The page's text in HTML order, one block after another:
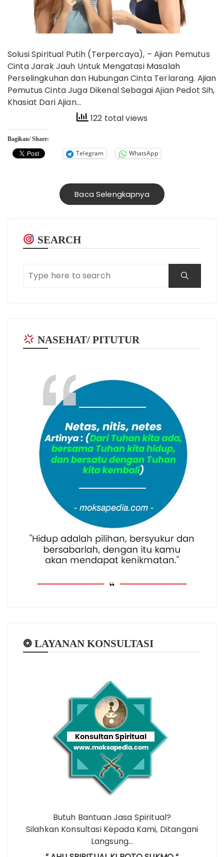
Solusi Spiritual Putih (Terpercaya), – Ajian Pemutus
Cinta Jarak Jauh Untuk Mengatasi Masalah
Perselingkuhan dan Hubungan Cinta Terlarang. Ajian
Pemutus Cinta Juga Dikenal Sebagai Ajian Pedot Sih,
Khasiat Dari Ajian…
122 total views
Bagikan/ Share:
Telegram WhatsApp
Baca Selengkapnya
SEARCH
NASEHAT/ PITUTUR
❂ LAYANAN KONSULTASI
Butuh Bantuan Jasa Spiritual?
Silahkan Konsultasi Kepada Kami, Ditangani
Langsung…